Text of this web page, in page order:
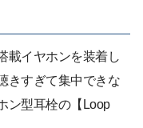
載イヤホンを装着し
きすぎて集中できな
ン型耳栓の【Loop